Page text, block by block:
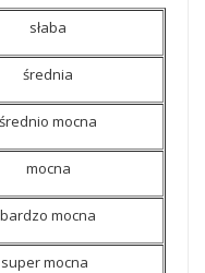
słaba
średnia
średnio mocna
mocna
bardzo mocna
super mocna